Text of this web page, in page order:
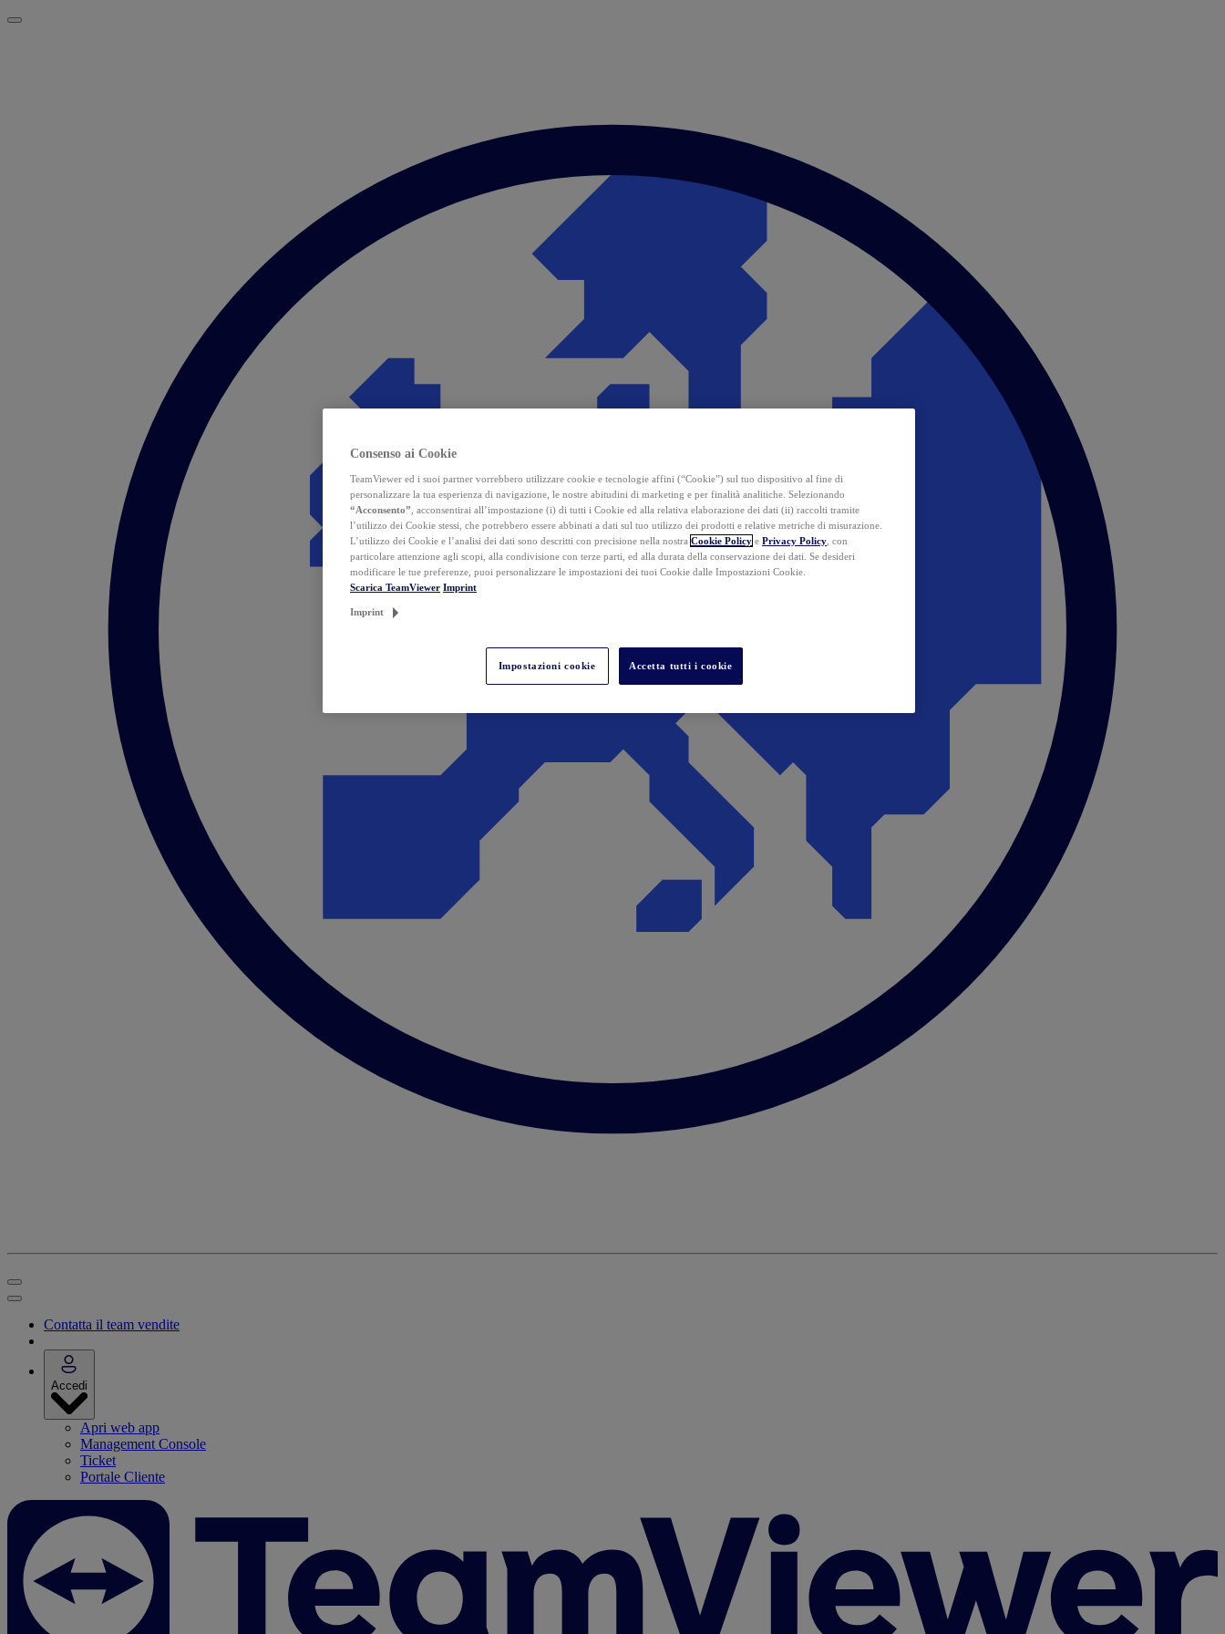
Contatta il team vendite
Accedi
Apri web app
Management Console
Ticket
Portale Cliente
Consenso ai Cookie
TeamViewer ed i suoi partner vorrebbero utilizzare cookie e tecnologie affini (“Cookie”) sul tuo dispositivo al fine di
personalizzare la tua esperienza di navigazione, le nostre abitudini di marketing e per finalità analitiche. Selezionando
“Acconsento” , acconsentirai all’impostazione (i) di tutti i Cookie ed alla relativa elaborazione dei dati (ii) raccolti tramite
l’utilizzo dei Cookie stessi, che potrebbero essere abbinati a dati sul tuo utilizzo dei prodotti e relative metriche di misurazione.
L’utilizzo dei Cookie e l’analisi dei dati sono descritti con precisione nella nostra Cookie Policy e Privacy Policy , con
particolare attenzione agli scopi, alla condivisione con terze parti, ed alla durata della conservazione dei dati. Se desideri
modificare le tue preferenze, puoi personalizzare le impostazioni dei tuoi Cookie dalle Impostazioni Cookie.
Scarica TeamViewer Imprint
Imprint
Impostazioni cookie Accetta tutti i cookie